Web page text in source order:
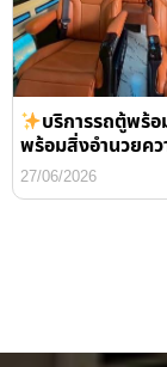
บริการรถตู้พร้
พร้อมสิ่งอำนวยคว
27/06/2026